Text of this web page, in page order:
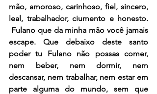
mão, amoroso, carinhoso, fiel, sincero,
Fulano que da minha mão você jamais
escape. Que debaixo deste santo
poder tu Fulano não possas comer,
nem beber, nem dormir, nem
descansar, nem trabalhar, nem estar em
parte alguma do mundo, sem que